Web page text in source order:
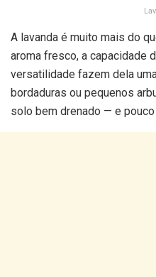
A lavanda é muito mais do
aroma fresco, a capacidade
versatilidade fazem dela
bordaduras ou pequenos
solo bem drenado — e pouco